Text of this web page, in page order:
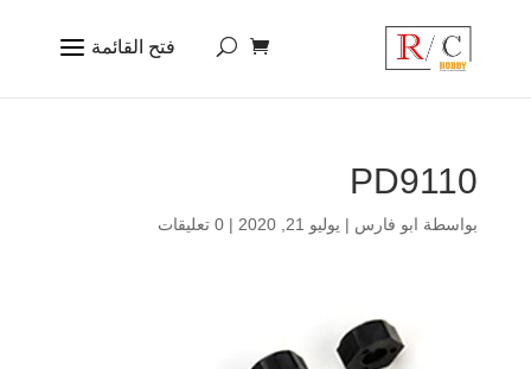
PD9110
بواسطة ابو فارس | يوليو 21, 2020 | 0 تعليقات